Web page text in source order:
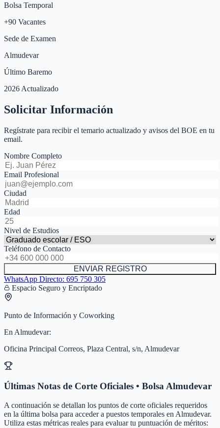
Bolsa Temporal
+90 Vacantes
Sede de Examen
Almudevar
Último Baremo
2026 Actualizado
Solicitar Información
Regístrate para recibir el temario actualizado y avisos del BOE en tu
email.
Nombre Completo
Email Profesional
Ciudad
Edad
Nivel de Estudios
Teléfono de Contacto
ENVIAR REGISTRO
WhatsApp Directo: 695 750 305
Espacio Seguro y Encriptado
Punto de Información y Coworking
En Almudevar:
Oficina Principal Correos, Plaza Central, s/n, Almudevar
Últimas Notas de Corte Oficiales • BolsaAlmudevar
A continuación se detallan los puntos de corte oficiales requeridos
en la última bolsa para acceder a puestos temporales en Almudevar.
Utiliza estas métricas reales para evaluar tu puntuación de méritos: